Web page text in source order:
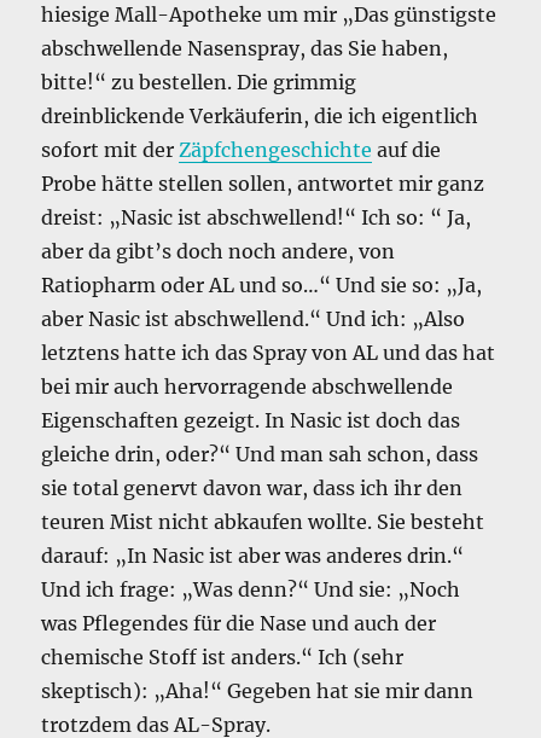
hiesige Mall-Apotheke um mir „Das günstigste
abschwellende Nasenspray, das Sie haben,
bitte!“ zu bestellen. Die grimmig
dreinblickende Verkäuferin, die ich eigentlich
sofort mit der Zäpfchengeschichte auf die
Probe hätte stellen sollen, antwortet mir ganz
dreist: „Nasic ist abschwellend!“ Ich so: “ Ja,
aber da gibt’s doch noch andere, von
Ratiopharm oder AL und so…“ Und sie so: „Ja,
aber Nasic ist abschwellend.“ Und ich: „Also
letztens hatte ich das Spray von AL und das hat
bei mir auch hervorragende abschwellende
Eigenschaften gezeigt. In Nasic ist doch das
gleiche drin, oder?“ Und man sah schon, dass
sie total genervt davon war, dass ich ihr den
teuren Mist nicht abkaufen wollte. Sie besteht
darauf: „In Nasic ist aber was anderes drin.“
Und ich frage: „Was denn?“ Und sie: „Noch
was Pflegendes für die Nase und auch der
chemische Stoff ist anders.“ Ich (sehr
skeptisch): „Aha!“ Gegeben hat sie mir dann
trotzdem das AL-Spray.